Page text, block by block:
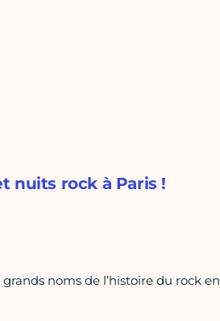
nuits rock à Paris !
noms de l’histoire du rock en